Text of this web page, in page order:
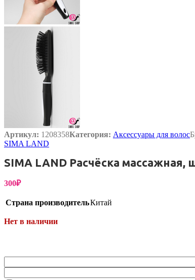
Бытовая химия
Артикул: 1208358Категория: Аксессуары для волос
SIMA LAND
SIMA LAND Расчёска массажная,
300₽
Страна производительКитай
Нет в наличии